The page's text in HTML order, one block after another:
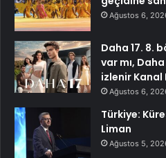
Ağustos 6,
Daha 17. 8.
var mı, Daha
izlenir Kanal
Ağustos 6,
Türkiye:
Liman
Ağustos 5,